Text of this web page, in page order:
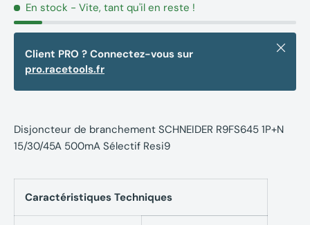
En stock - Vite, tant qu'il en reste !
Client PRO ? Connectez-vous sur
pro.racetools.fr
Fermer
Disjoncteur de branchement SCHNEIDER R9FS645 1P+N
15/30/45A 500mA Sélectif Resi9
Caractéristiques Techniques